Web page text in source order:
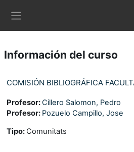
Información del curso
COMISIÓN BIBLIOGRÁFICA
Profesor:Cillero Salomon, Pedro
Profesor: Pozuelo Campillo, Jose
Tipo: Comunitats